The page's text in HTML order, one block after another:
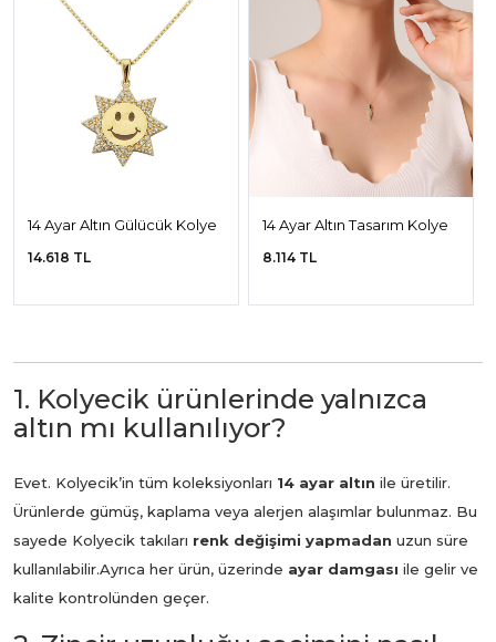
14 Ayar Altın Gülücük Kolye
14.618 TL
14 Ayar Altın Tasarım Kolye
8.114 TL
1. Kolyecik ürünlerinde yalnızca
altın mı kullanılıyor?
Evet. Kolyecik’in tüm koleksiyonları 14 ayar altın ile üretilir.
Ürünlerde gümüş, kaplama veya alerjen alaşımlar bulunmaz. Bu
sayede Kolyecik takıları renk değişimi yapmadan uzun süre
kullanılabilir.Ayrıca her ürün, üzerinde ayar damgası ile gelir ve
kalite kontrolünden geçer.